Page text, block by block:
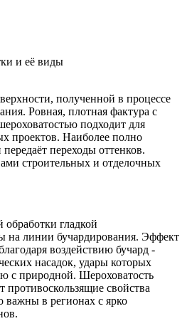
и её виды
полученной в процессе
Ровная, плотная фактура с
подходит для
проектов. Наиболее полно
передаёт переходы оттенков.
строительных и отделочных
обработки гладкой
на линии бучардирования. Эффект
воздействию бучард -
насадок, удары которых
с природной. Шероховатость
противоскользящие свойства
важны в регионах с ярко